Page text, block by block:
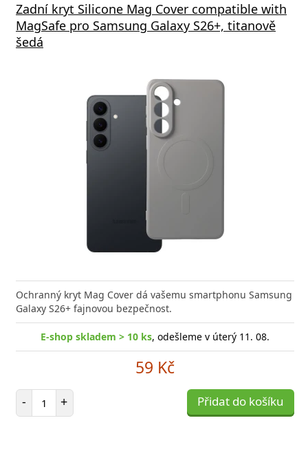
Zadní kryt Silicone Mag Cover compatible with
MagSafe pro Samsung Galaxy S26+, titanově
šedá
Ochranný kryt Mag Cover dá vašemu smartphonu Samsung
Galaxy S26+ fajnovou bezpečnost.
E-shop skladem > 10 ks, odešleme v úterý 11. 08.
59 Kč
- Počet položek
+ Přidat do košíku